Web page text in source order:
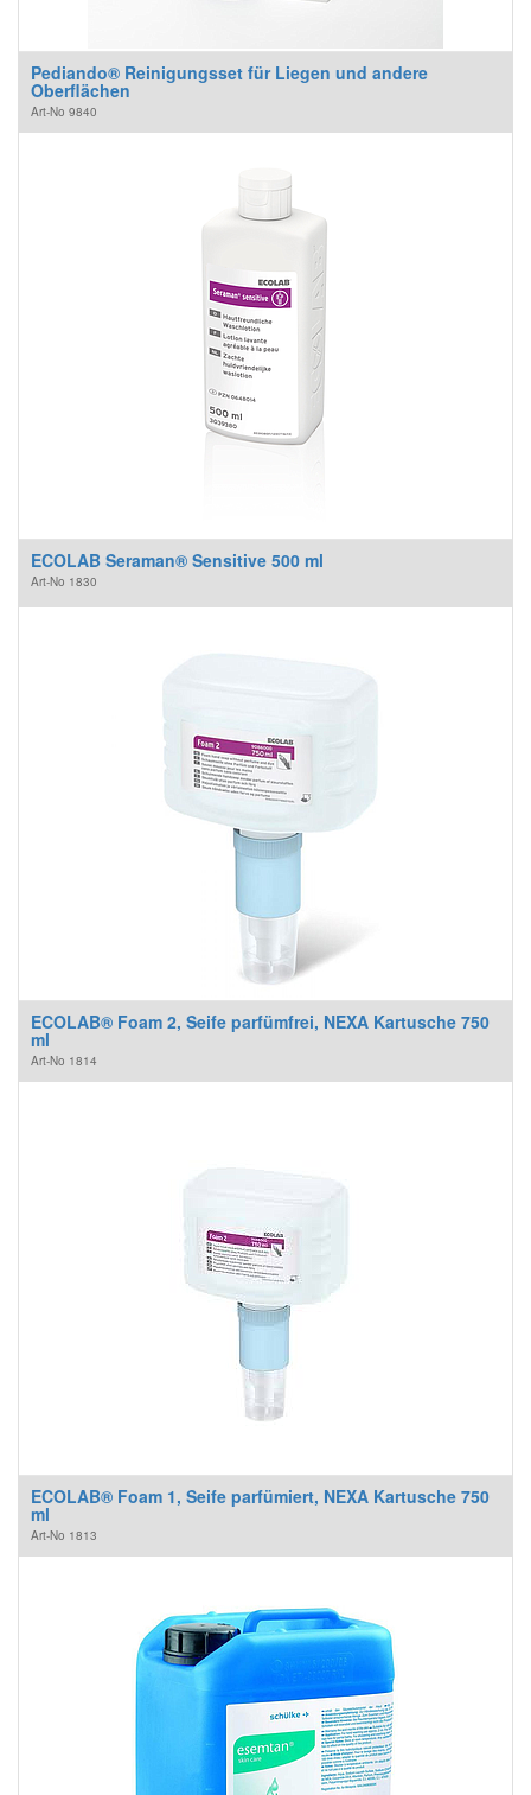
Pediando® Reinigungsset für Liegen und andere
Oberflächen
Art-No 9840
ECOLAB Seraman® Sensitive 500 ml
Art-No 1830
ECOLAB® Foam 2, Seife parfümfrei, NEXA Kartusche 750
ml
Art-No 1814
ECOLAB® Foam 1, Seife parfümiert, NEXA Kartusche 750
ml
Art-No 1813